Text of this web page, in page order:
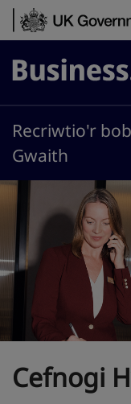
Skip to content
Business.gov.uk
Recriwtio'r
Gwaith
Cefnogi